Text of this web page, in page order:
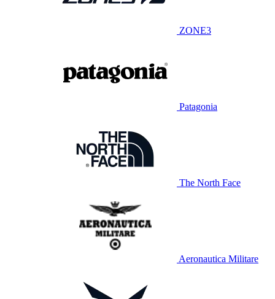
ZONE3
Patagonia
The North Face
Aeronautica Militare